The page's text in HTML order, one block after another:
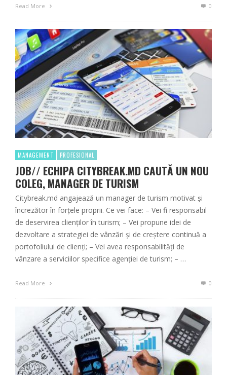
Read More 0
MANAGEMENT PROFESIONAL
JOB// ECHIPA CITYBREAK.MD CAUTĂ UN NOU
COLEG, MANAGER DE TURISM
Citybreak.md angajează un manager de turism motivat și
încrezător în forțele proprii. Ce vei face: – Vei fi responsabil
de deservirea clienților în turism; – Vei propune idei de
dezvoltare a strategiei de vânzări și de creștere continuă a
portofoliului de clienți; – Vei avea responsabilități de
vânzare a serviciilor specifice agenției de turism; – …
Read More 0